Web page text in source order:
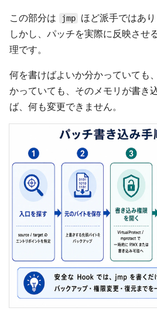
この部分は jmp
ほど派手ではあり
しかし、パッチを実際に反映させ
理です。
何を書けばよいか分かっていても
かっていても、そのメモリが書き
ば、何も変更できません。